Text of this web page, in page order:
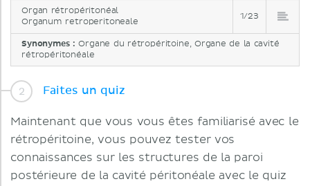
Organ rétropéritonéal
Organum retroperitoneale
1/23
Synonymes :Organe du rétropéritoine, Organe de la cavité
rétropéritonéale
Faites un quiz
Maintenant que vous vous êtes familiarisé avec le
rétropéritoine, vous pouvez tester vos
connaissances sur les structures de la paroi
postérieure de la cavité péritonéale avec le quiz